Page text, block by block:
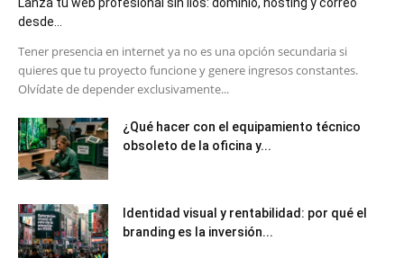
Lanza tu web profesional sin líos: dominio, hosting y correo
desde...
​Tener presencia en internet ya no es una opción secundaria si
quieres que tu proyecto funcione y genere ingresos constantes.
Olvídate de depender exclusivamente...
¿Qué hacer con el equipamiento técnico
obsoleto de la oficina y...
Identidad visual y rentabilidad: por qué el
branding es la inversión...